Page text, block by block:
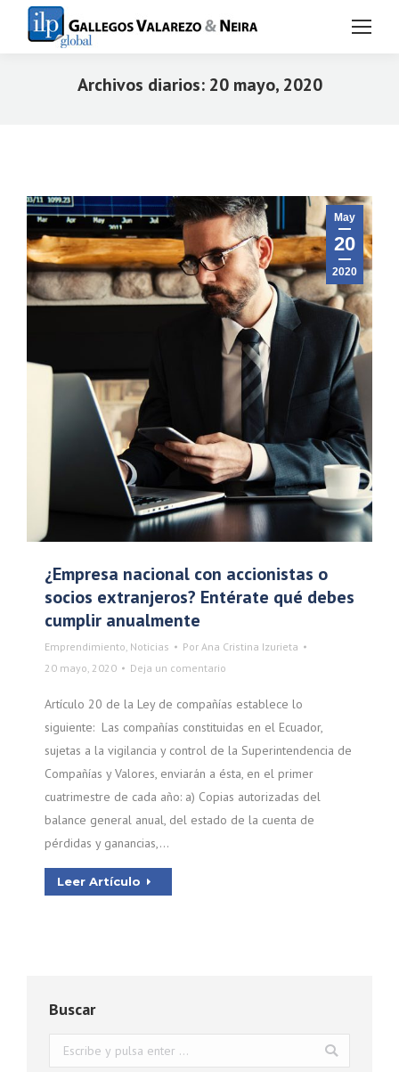
Archivos diarios: 20 mayo, 2020
May
20
2020
¿Empresa nacional con accionistas o
socios extranjeros? Entérate qué debes
cumplir anualmente
Emprendimiento, Noticias Por Ana Cristina Izurieta
20 mayo, 2020
Deja un comentario
Artículo 20 de la Ley de compañías establece lo
siguiente: Las compañías constituidas en el Ecuador,
sujetas a la vigilancia y control de la Superintendencia de
Compañías y Valores, enviarán a ésta, en el primer
cuatrimestre de cada año: a) Copias autorizadas del
balance general anual, del estado de la cuenta de
pérdidas y ganancias,…
Leer Artículo
Buscar
Buscar: